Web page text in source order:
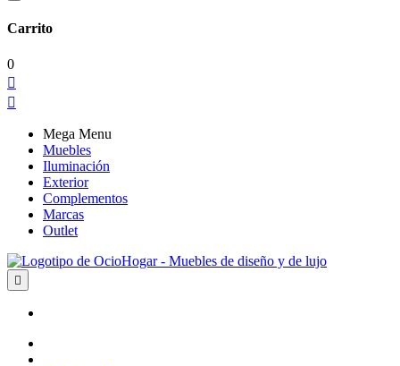
Carrito
0


Mega Menu
Muebles
Iluminación
Exterior
Complementos
Marcas
Outlet
